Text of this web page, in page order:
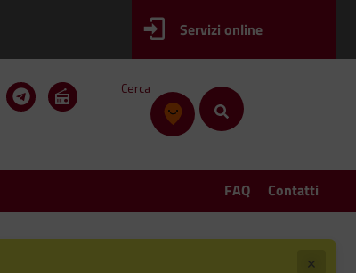
Servizi online
Cerca
FAQ Contatti
×